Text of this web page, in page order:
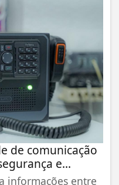
de comunicação
e...
informações entre